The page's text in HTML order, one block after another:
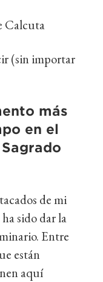
Calcuta
(sin importar
más
en el
de mi
sido dar la
Entre
están
aquí